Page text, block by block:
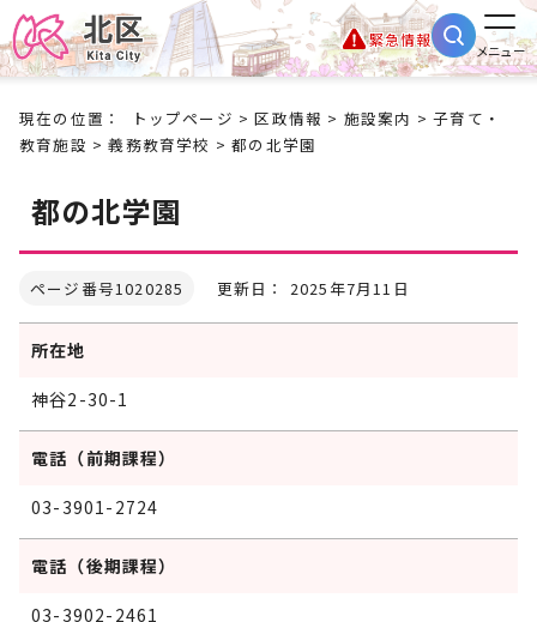
緊急情報
メニュー
現在の位置： トップページ >区政情報 > 施設案内 >子育て・
教育施設 >義務教育学校 > 都の北学園
都の北学園
ページ番号1020285 更新日： 2025年7月11日
所在地
神谷2-30-1
電話（前期課程）
03-3901-2724
電話（後期課程）
03-3902-2461